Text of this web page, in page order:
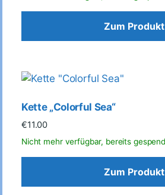
Zum Produkt
Kette „Colorful Sea“
€11.00
Zum Produkt